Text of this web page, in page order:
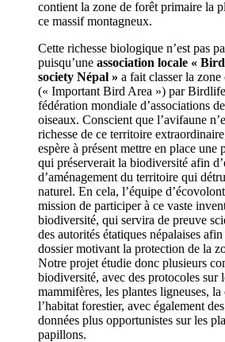
contient la zone de forêt primaire la
ce massif montagneux.
Cette richesse biologique n’est pas
puisqu’une association locale «
society Népal » a fait classer la
(« Important Bird Area ») par
fédération mondiale d’associations
oiseaux. Conscient que l’avifaune
richesse de ce territoire
espère à présent mettre en place
qui préserverait la biodiversité afin
d’aménagement du territoire qui
naturel. En cela, l’équipe
mission de participer à ce vaste
biodiversité, qui servira de preuve
des autorités étatiques népalaises
dossier motivant la protection de la
Notre projet étudie donc plusieurs
biodiversité, avec des protocoles sur
mammifères, les plantes ligneuses,
l’habitat forestier, avec également
données plus opportunistes sur les
papillons.